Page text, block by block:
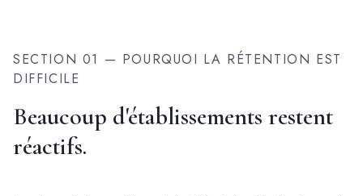
SECTION 01 — POURQUOI LA RÉTENTION EST
DIFFICILE
Beaucoup d'établissements restent
réactifs.